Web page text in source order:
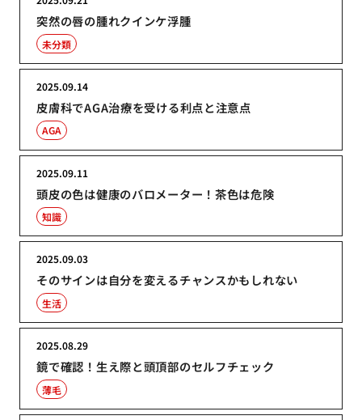
突然の唇の腫れクインケ浮腫
未分類
皮膚科でAGA治療を受ける利点と注意点
2025.09.14
AGA
頭皮の色は健康のバロメーター！茶色は危険
2025.09.11
知識
そのサインは自分を変えるチャンスかもしれない
2025.09.03
生活
鏡で確認！生え際と頭頂部のセルフチェック
2025.08.29
薄毛